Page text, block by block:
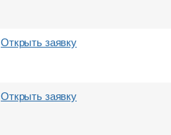
Открыть заявку
Открыть заявку